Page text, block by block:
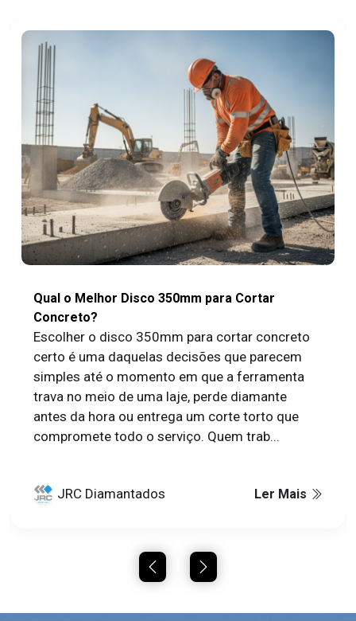
Qual o Melhor Disco 350mm para Cortar
Concreto?
Escolher o disco 350mm para cortar concreto
certo é uma daquelas decisões que parecem
simples até o momento em que a ferramenta
trava no meio de uma laje, perde diamante
antes da hora ou entrega um corte torto que
compromete todo o serviço. Quem trab...
JRC Diamantados Ler Mais